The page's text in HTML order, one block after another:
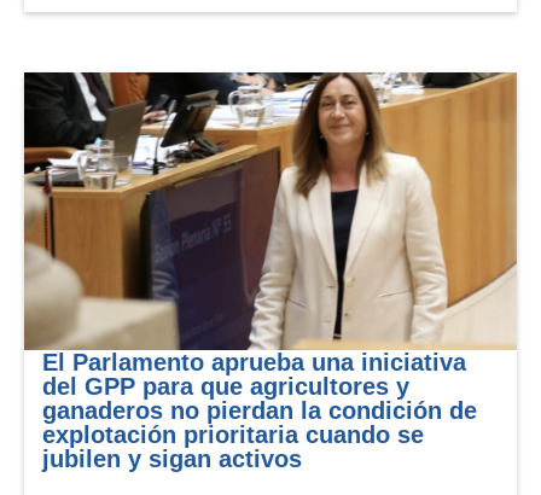
El Parlamento aprueba una iniciativa
del GPP para que agricultores y
ganaderos no pierdan la condición de
explotación prioritaria cuando se
jubilen y sigan activos